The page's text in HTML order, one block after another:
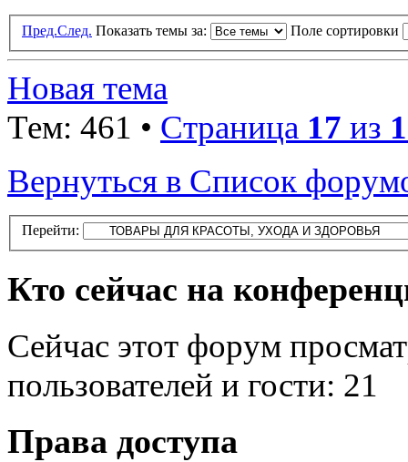
Пред.След. Показать темы за: Поле сортировки
Новая тема
Тем: 461 • Страница 17 из
Вернуться в Список
Перейти:
Кто сейчас на
Сейчас этот форум
пользователей и гости: 21
Права доступа